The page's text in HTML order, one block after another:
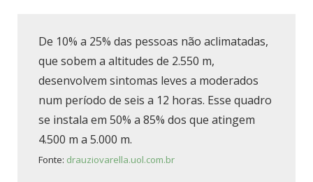
De 10% a 25% das pessoas não aclimatadas,
que sobem a altitudes de 2.550 m,
desenvolvem sintomas leves a moderados
num período de seis a 12 horas. Esse quadro
se instala em 50% a 85% dos que atingem
4.500 m a 5.000 m.
Fonte: drauziovarella.uol.com.br